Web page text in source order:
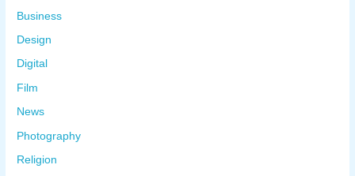
Business
Design
Digital
Film
News
Photography
Religion